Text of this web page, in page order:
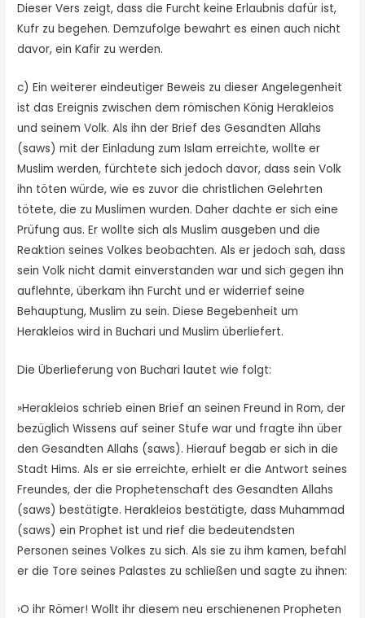
Dieser Vers zeigt, dass die Furcht keine Erlaubnis dafür ist,
Kufr zu begehen. Demzufolge bewahrt es einen auch nicht
davor, ein Kafir zu werden.
c) Ein weiterer eindeutiger Beweis zu dieser Angelegenheit
ist das Ereignis zwischen dem römischen König Herakleios
und seinem Volk. Als ihn der Brief des Gesandten Allahs
(saws) mit der Einladung zum Islam erreichte, wollte er
Muslim werden, fürchtete sich jedoch davor, dass sein Volk
ihn töten würde, wie es zuvor die christlichen Gelehrten
tötete, die zu Muslimen wurden. Daher dachte er sich eine
Prüfung aus. Er wollte sich als Muslim ausgeben und die
Reaktion seines Volkes beobachten. Als er jedoch sah, dass
sein Volk nicht damit einverstanden war und sich gegen ihn
auflehnte, überkam ihn Furcht und er widerrief seine
Behauptung, Muslim zu sein. Diese Begebenheit um
Herakleios wird in Buchari und Muslim überliefert.
Die Überlieferung von Buchari lautet wie folgt:
»Herakleios schrieb einen Brief an seinen Freund in Rom, der
bezüglich Wissens auf seiner Stufe war und fragte ihn über
den Gesandten Allahs (saws). Hierauf begab er sich in die
Stadt Hims. Als er sie erreichte, erhielt er die Antwort seines
Freundes, der die Prophetenschaft des Gesandten Allahs
(saws) bestätigte. Herakleios bestätigte, dass Muhammad
(saws) ein Prophet ist und rief die bedeutendsten
Personen seines Volkes zu sich. Als sie zu ihm kamen, befahl
er die Tore seines Palastes zu schließen und sagte zu ihnen:
›O ihr Römer! Wollt ihr diesem neu erschienenen Propheten